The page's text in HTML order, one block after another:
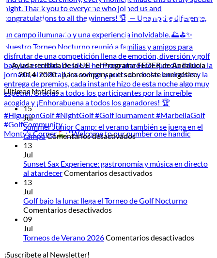
Monty’s Corner : "Welcome to our number one handic
Ayuda recibida de la UE - el Programa FEDER de Andalucía
2014-2020 - para compensar el sobrecoste energético.
Últimas Noticias
15
Jul
Summer Junior Camp: el verano también se juega en el
campoComentarios desactivadosen
Camp:
el
se
campo
13
Jul
Sunset Sax Experience: gastronomía y música en directo
al atardecerComentarios desactivadosen
Experience:
en
13
Jul
Golf bajo la luna: llega el Torneo de Golf Nocturno
Comentarios desactivadosen
la
09
Jul
Torneos de Verano 2026Comentarios desactivadosen
¡Suscríbete al Newsletter!